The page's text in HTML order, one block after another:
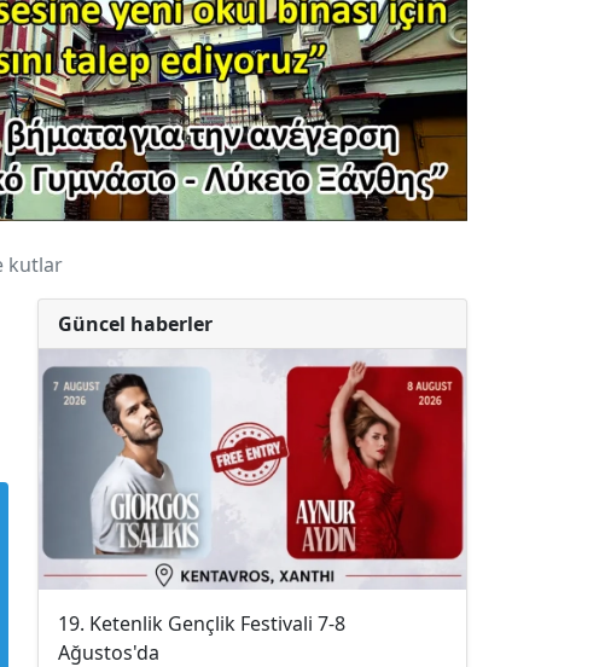
kutlar
Güncel haberler
19. Ketenlik Gençlik Festivali 7-8
Ağustos'da